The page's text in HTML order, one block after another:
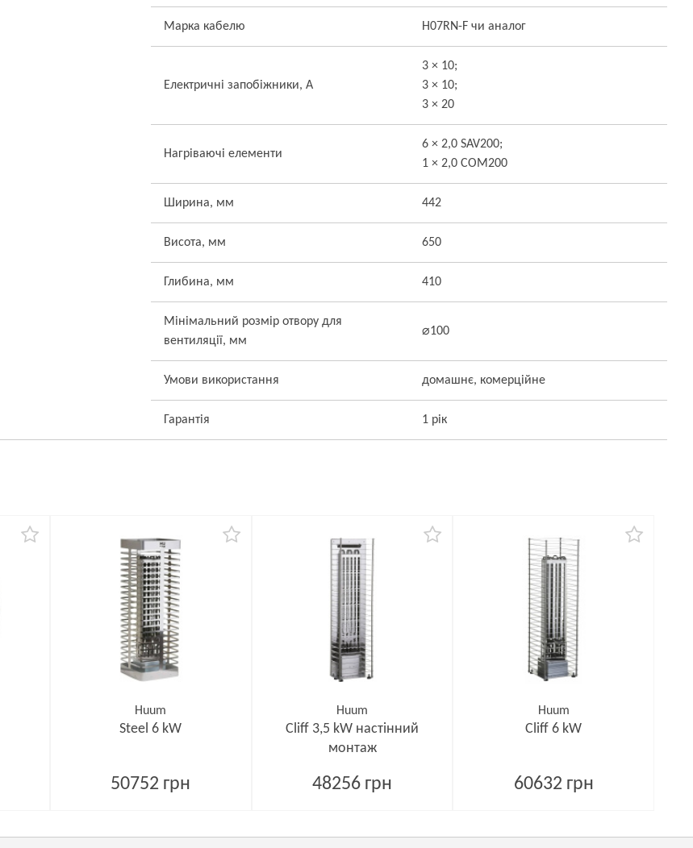
Марка кабелю H07RN-F чи аналог
Електричні запобіжники, А
3 × 10;
3 × 10;
3 × 20
Нагріваючі елементи
6 × 2,0 SAV200;
1 × 2,0 COM200
Ширина, мм 442
Висота, мм 650
Глибина, мм 410
Мінімальний розмір отвору для
вентиляції, мм
⌀100
Умови використання домашнє, комерційне
Гарантія 1 рік
Huum
Steel 6 kW
50752 грн
Huum
Cliff 3,5 kW настінний
монтаж
48256 грн
Huum
Cliff 6 kW
60632 грн